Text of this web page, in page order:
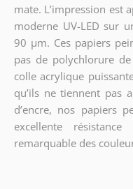
mate. L’impression est
moderne UV-LED sur
90 µm. Ces papiers
pas de polychlorure
colle acrylique
qu’ils ne tiennent pas
d’encre, nos papiers
excellente
remarquable des